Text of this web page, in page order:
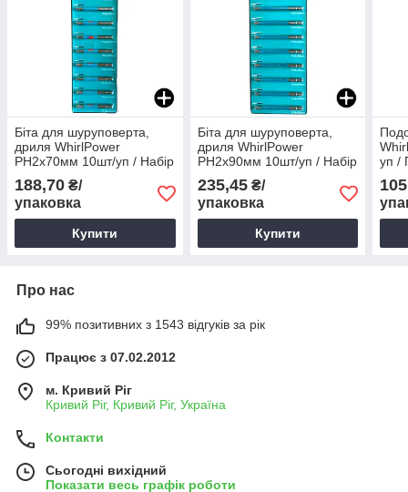
Біта для шуруповерта,
дриля WhirlPower
PH2х70мм 10шт/уп / Набір
хрестоподібних біт для
шуруповертів, дрилів
188,70 ₴/
упаковка
Купити
Біта для шуруповерта,
дриля WhirlPower
PH2х90мм 10шт/уп / Набір
хрестоподібних біт для
шуруповертів, дрилів
235,45₴/
упаковка
Купити
уп /
Про нас
99% позитивних з 1543 відгуків за рік
Працює з 07.02.2012
м. Кривий Ріг
Кривий Ріг, Кривий Ріг, Україна
Контакти
Сьогодні вихідний
Показати весь графік роботи